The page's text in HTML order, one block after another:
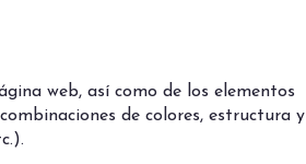
web, así como de los elementos
de colores, estructura y